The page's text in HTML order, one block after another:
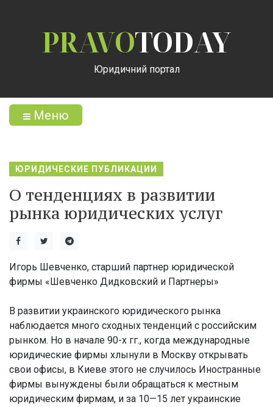
PRAVOTODAY
Юридичний портал
Меню
ЮРИДИЧЕСКИЕ ПУБЛИКАЦИИ
О тенденциях в развитии
рынка юридических услуг
Игорь Шевченко, старший партнер юридической
фирмы «Шевченко Дидковский и Партнеры»
В развитии украинского юридического рынка
наблюдается много сходных тенденций с российским
рынком. Но в начале 90-х гг., когда международные
юридические фирмы хлынули в Москву открывать
свои офисы, в Киеве этого не случилось Иностранные
фирмы вынуждены были обращаться к местным
юридическим фирмам, и за 10—15 лет украинские